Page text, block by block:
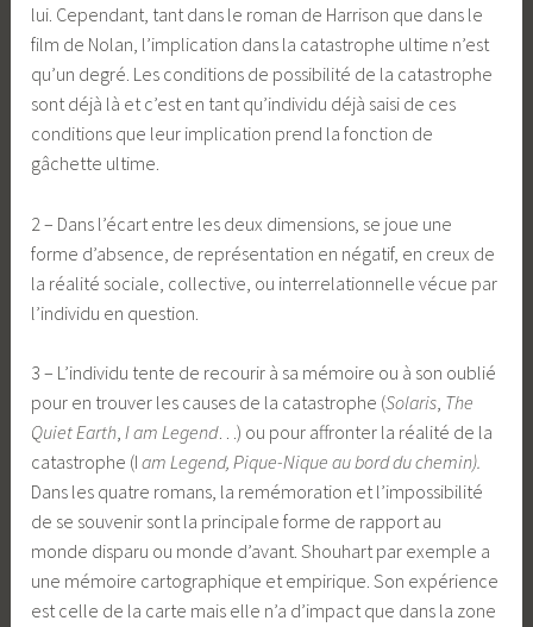
lui. Cependant, tant dans le roman de Harrison que dans le
film de Nolan, l’implication dans la catastrophe ultime n’est
qu’un degré. Les conditions de possibilité de la catastrophe
sont déjà là et c’est en tant qu’individu déjà saisi de ces
conditions que leur implication prend la fonction de
gâchette ultime.
2 – Dans l’écart entre les deux dimensions, se joue une
forme d’absence, de représentation en négatif, en creux de
la réalité sociale, collective, ou interrelationnelle vécue par
l’individu en question.
3 – L’individu tente de recourir à sa mémoire ou à son oublié
pour en trouver les causes de la catastrophe (Solaris, The
Quiet Earth,I am Legend…) ou pour affronter la réalité de la
catastrophe (I am Legend, Pique-Nique au bord du chemin).
Dans les quatre romans, la remémoration et l’impossibilité
de se souvenir sont la principale forme de rapport au
monde disparu ou monde d’avant. Shouhart par exemple a
une mémoire cartographique et empirique. Son expérience
est celle de la carte mais elle n’a d’impact que dans la zone